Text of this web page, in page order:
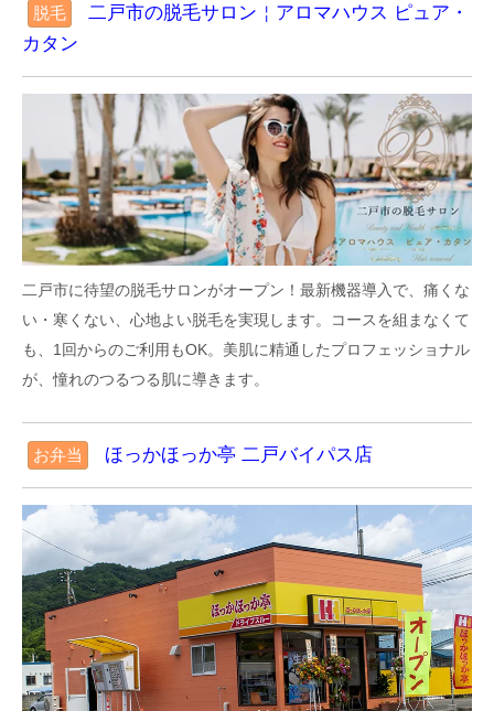
４月の予定
(2026/3/30)
美容カイロひみこのブログ
３月の予定
(2026/3/2)
美容カイロひみこのブログ
２月月の予定
(2026/2/1)
美容カイロひみこのブログ
２０２６年あけましておめでとうございます
(2026/1/4)
美容カイロひみこのブログ
２０２５年もありがとうございました！
(2025/12/25)
脱毛
二戸市の脱毛サロン￤アロマハウス ピュア・
カタン
二戸市に待望の脱毛サロンがオープン！最新機器導入で、痛くな
い・寒くない、心地よい脱毛を実現します。コースを組まなくて
も、1回からのご利用もOK。美肌に精通したプロフェッショナル
が、憧れのつるつる肌に導きます。
お弁当 ほっかほっか亭 二戸バイパス店